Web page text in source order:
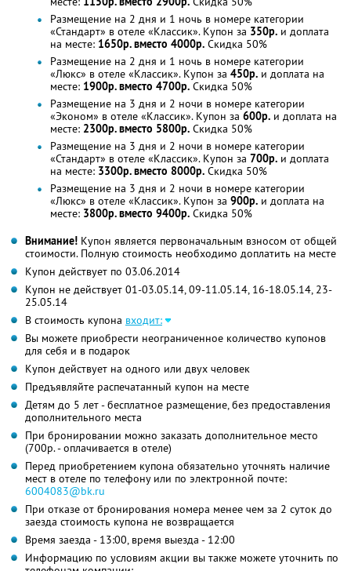
Размещение на 2 дня и 1 ночь в номере категории
«Стандарт» в отеле «Классик». Купон за 350р. и доплата
на месте: 1650р. вместо 4000р. Скидка 50%
Размещение на 2 дня и 1 ночь в номере категории
«Люкс» в отеле «Классик». Купон за 450р. и доплата на
месте: 1900р. вместо 4700р. Скидка 50%
Размещение на 3 дня и 2 ночи в номере категории
«Эконом» в отеле «Классик». Купон за 600р. и доплата на
месте: 2300р. вместо 5800р. Скидка 50%
Размещение на 3 дня и 2 ночи в номере категории
«Стандарт» в отеле «Классик». Купон за 700р. и доплата
на месте: 3300р. вместо 8000р. Скидка 50%
Размещение на 3 дня и 2 ночи в номере категории
«Люкс» в отеле «Классик». Купон за 900р. и доплата на
месте: 3800р. вместо 9400р. Скидка 50%
Внимание! Купон является первоначальным взносом от общей
стоимости. Полную стоимость необходимо доплатить на месте
Купон действует по 03.06.2014
Купон не действует 01-03.05.14, 09-11.05.14, 16-18.05.14, 23-
25.05.14
В стоимость купона входит:
Вы можете приобрести неограниченное количество купонов
для себя и в подарок
Купон действует на одного или двух человек
Предъявляйте распечатанный купон на месте
Детям до 5 лет - бесплатное размещение, без предоставления
дополнительного места
При бронировании можно заказать дополнительное место
(700р. - оплачивается в отеле)
Перед приобретением купона обязательно уточнять наличие
мест в отеле по телефону или по электронной почте:
6004083@bk.ru
При отказе от бронирования номера менее чем за 2 суток до
заезда стоимость купона не возвращается
Время заезда - 13:00, время выезда - 12:00
Информацию по условиям акции вы также можете уточнить по